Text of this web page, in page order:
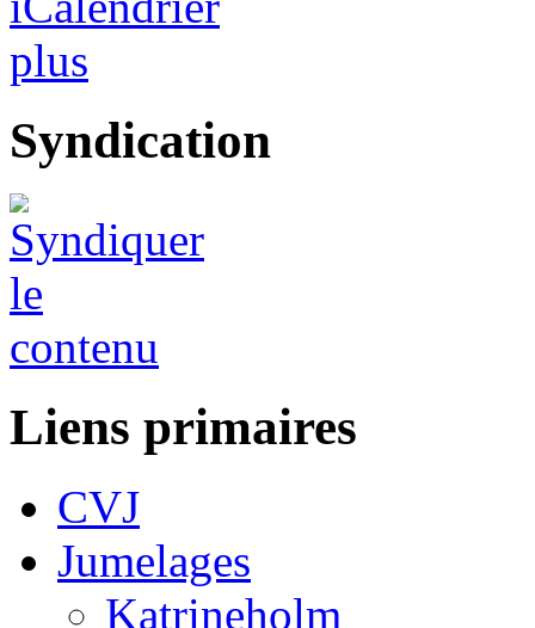
plus
Syndication
Liens primaires
CVJ
Jumelages
Katrineholm